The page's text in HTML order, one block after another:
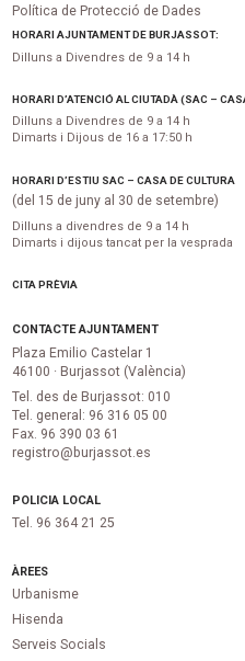
Política de Protecció de Dades
HORARI AJUNTAMENT DE BURJASSOT:
Dilluns a Divendres de 9 a 14 h
HORARI D’ATENCIÓ AL CIUTADÀ (SAC –
Dilluns a Divendres de 9 a 14 h
Dimarts i Dijous de 16 a 17:50 h
HORARI D’ESTIU SAC – CASA DE CULTURA
(del 15 de juny al 30 de setembre)
Dilluns a divendres de 9 a 14 h
Dimarts i dijous tancat per la vesprada
CITA PRÈVIA
CONTACTE AJUNTAMENT
Plaza Emilio Castelar 1
46100 · Burjassot (València)
Tel. des de Burjassot: 010
Tel. general: 96 316 05 00
Fax. 96 390 03 61
registro@burjassot.es
POLICIA LOCAL
Tel. 96 364 21 25
ÀREES
Urbanisme
Hisenda
Serveis Socials